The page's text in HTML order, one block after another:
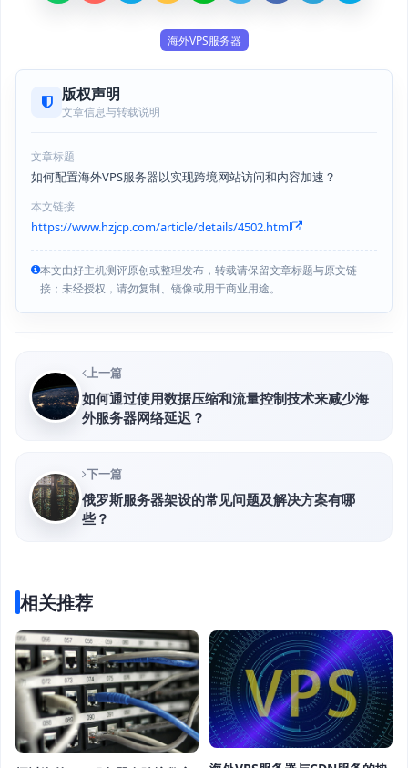
海外VPS服务器
版权声明
文章信息与转载说明
文章标题
如何配置海外VPS服务器以实现跨境网站访问和内容加速？
本文链接
https://www.hzjcp.com/article/details/4502.html
本文由好主机测评原创或整理发布，转载请保留文章标题与原文链
接；未经授权，请勿复制、镜像或用于商业用途。
上一篇
如何通过使用数据压缩和流量控制技术来减少海
外服务器网络延迟？
下一篇
俄罗斯服务器架设的常见问题及解决方案有哪
些？
相关推荐